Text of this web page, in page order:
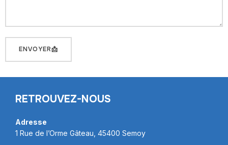
RETROUVEZ-NOUS
Adresse
1 Rue de l’Orme Gâteau, 45400 Semoy